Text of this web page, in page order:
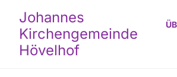
Johannes
Kirchengemeinde
Hövelhof